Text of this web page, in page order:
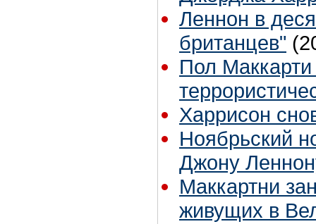
Леннон в
британцев"
Пол
Харрисон
Ноябрьский
Джону
Маккартни
живущих в